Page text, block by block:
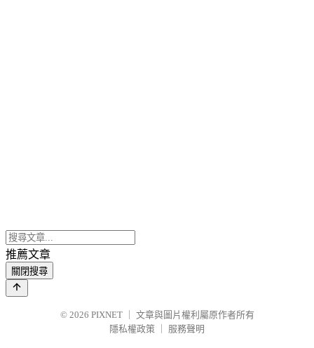
推薦文章
關閉搜尋
© 2026 PIXNET
文章與圖片權利屬原作者所有
隱私權政策
服務聲明